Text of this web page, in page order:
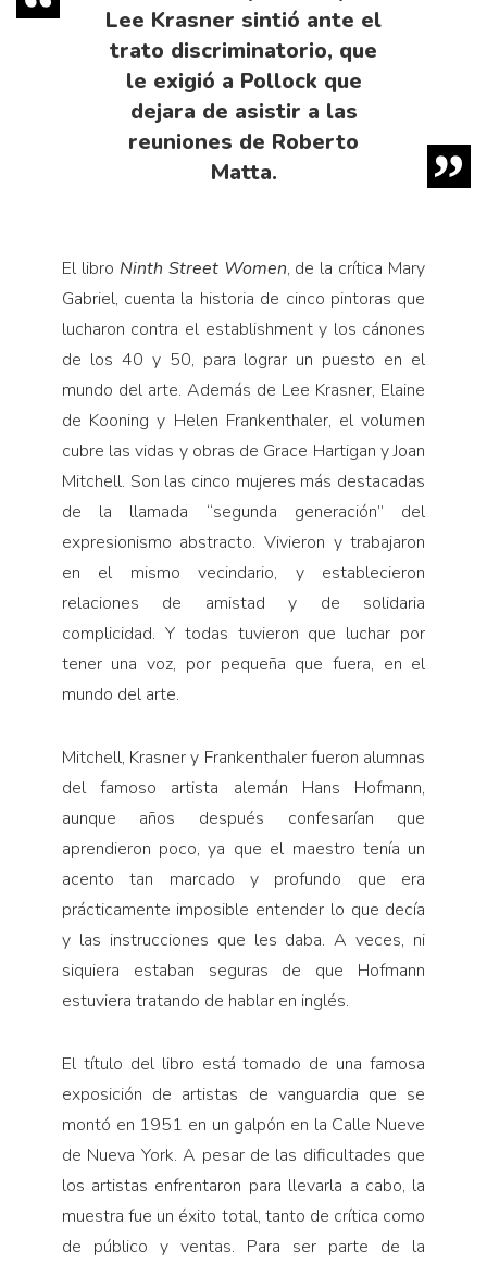
Lee Krasner sintió ante el
trato discriminatorio, que
le exigió a Pollock que
dejara de asistir a las
reuniones de Roberto
Matta.
El libro Ninth Street Women, de la crítica Mary
Gabriel, cuenta la historia de cinco pintoras que
lucharon contra el establishment y los cánones
de los 40 y 50, para lograr un puesto en el
mundo del arte. Además de Lee Krasner, Elaine
de Kooning y Helen Frankenthaler, el volumen
cubre las vidas y obras de Grace Hartigan y Joan
Mitchell. Son las cinco mujeres más destacadas
de la llamada “segunda generación” del
expresionismo abstracto. Vivieron y trabajaron
en el mismo vecindario, y establecieron
relaciones de amistad y de solidaria
complicidad. Y todas tuvieron que luchar por
tener una voz, por pequeña que fuera, en el
mundo del arte.
Mitchell, Krasner y Frankenthaler fueron alumnas
del famoso artista alemán Hans Hofmann,
aunque años después confesarían que
aprendieron poco, ya que el maestro tenía un
acento tan marcado y profundo que era
prácticamente imposible entender lo que decía
y las instrucciones que les daba. A veces, ni
siquiera estaban seguras de que Hofmann
estuviera tratando de hablar en inglés.
El título del libro está tomado de una famosa
exposición de artistas de vanguardia que se
montó en 1951 en un galpón en la Calle Nueve
de Nueva York. A pesar de las dificultades que
los artistas enfrentaron para llevarla a cabo, la
muestra fue un éxito total, tanto de crítica como
de público y ventas. Para ser parte de la